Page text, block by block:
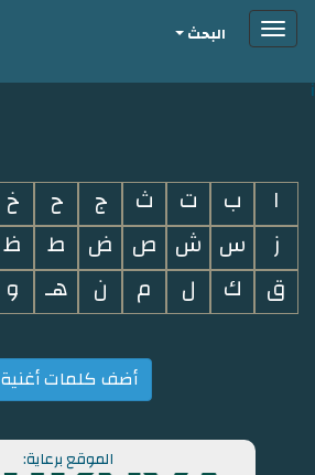
i
Toggleالبحث
ا ب ت ث ج ح خ
ز
س ش ص ض ط ظ
ق
ك ل م ن هـ و
أضف كلمات أغنية
الموقع برعاية: